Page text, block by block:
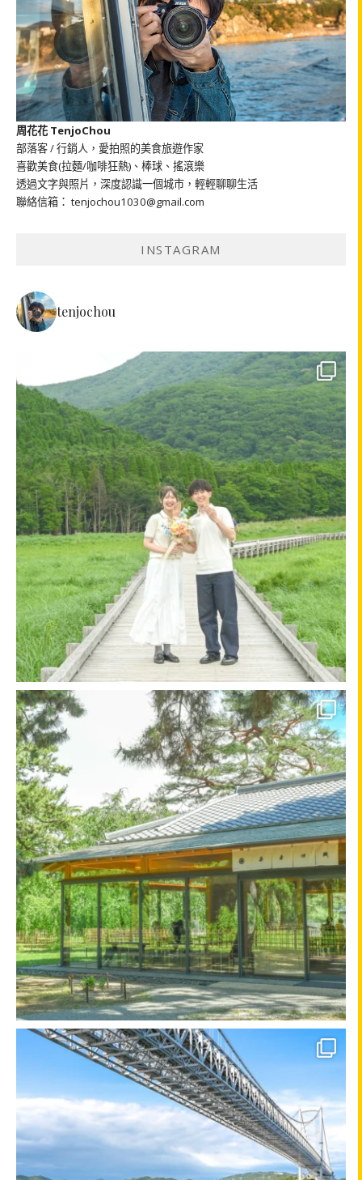
周花花 TenjoChou
部落客 / 行銷人，愛拍照的美食旅遊作家
喜歡美食(拉麵/咖啡狂熱)、棒球、搖滾樂
透過文字與照片，深度認識一個城市，輕輕聊聊生活
聯絡信箱： tenjochou1030@gmail.com
INSTAGRAM
tenjochou